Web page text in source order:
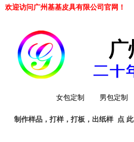
欢迎访问广州基基皮具有限公司官网！
女包定制 男包定制
工厂简介
制作样品，打样，打板，出纸样 点 此